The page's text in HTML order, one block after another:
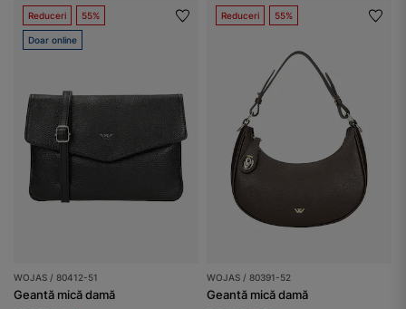
Reduceri 55%
Doar online
WOJAS / 80412-51
Geantă mică damă
Reduceri 55%
WOJAS / 80391-52
Geantă mică damă